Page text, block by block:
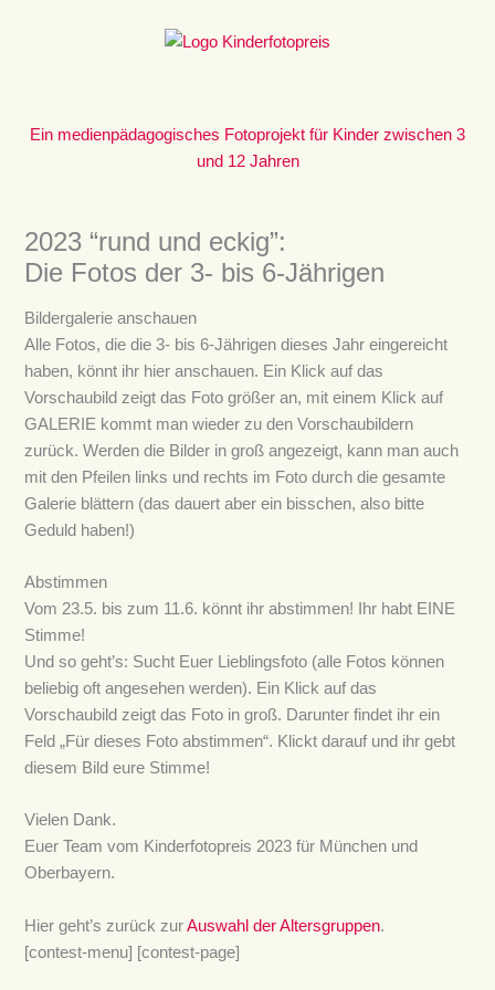
Ein medienpädagogisches Fotoprojekt für Kinder zwischen 3
und 12 Jahren
2023 “rund und eckig”:
Die Fotos der 3- bis 6-Jährigen
Bildergalerie anschauen
Alle Fotos, die die 3- bis 6-Jährigen dieses Jahr eingereicht
haben, könnt ihr hier anschauen. Ein Klick auf das
Vorschaubild zeigt das Foto größer an, mit einem Klick auf
GALERIE kommt man wieder zu den Vorschaubildern
zurück. Werden die Bilder in groß angezeigt, kann man auch
mit den Pfeilen links und rechts im Foto durch die gesamte
Galerie blättern (das dauert aber ein bisschen, also bitte
Geduld haben!)
Abstimmen
Vom 23.5. bis zum 11.6. könnt ihr abstimmen! Ihr habt EINE
Stimme!
Und so geht’s: Sucht Euer Lieblingsfoto (alle Fotos können
beliebig oft angesehen werden). Ein Klick auf das
Vorschaubild zeigt das Foto in groß. Darunter findet ihr ein
Feld „Für dieses Foto abstimmen“. Klickt darauf und ihr gebt
diesem Bild eure Stimme!
Vielen Dank.
Euer Team vom Kinderfotopreis 2023 für München und
Oberbayern.
Hier geht’s zurück zurAuswahl der Altersgruppen.
[contest-menu] [contest-page]